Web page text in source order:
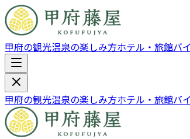
甲府の観光温泉の楽しみ方ホテル・旅館バ
甲府の観光温泉の楽しみ方ホテル・旅館バ